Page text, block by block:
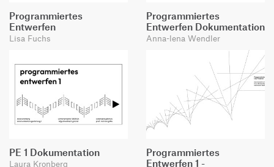
Programmiertes
Entwerfen
Lisa Fuchs
Programmiertes
Entwerfen Dokumentation
Anna-lena Wendler
PE 1 Dokumentation
Laura Kronberg
Programmiertes
Entwerfen 1 -